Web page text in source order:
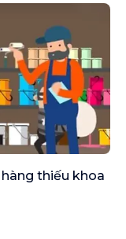
thiếu khoa